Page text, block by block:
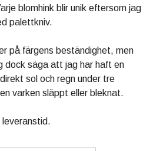
blomhink blir unik eftersom jag
palettkniv.
på färgens beständighet, men
dock säga att jag har haft en
sol och regn under tre
varken släppt eller bleknat.